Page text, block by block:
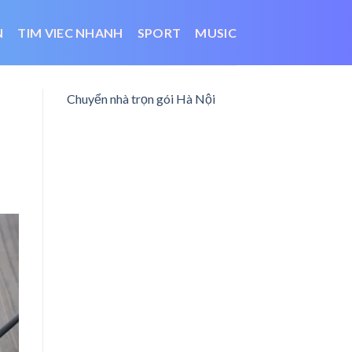
TIM VIEC NHANH SPORT MUSIC
Chuyển nhà trọn gói Hà Nội